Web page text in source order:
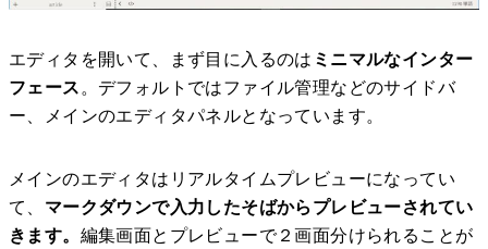
エディタを開いて、まず目に入るのは ミニマルなインター
フェース。デフォルトではファイル管理などのサイドバ
ー、メインのエディタパネルとなっています。
メインのエディタはリアルタイムプレビューになってい
て、 マークダウンで入力したそばからプレビューされてい
きます。 編集画面とプレビューで２画面分けられることが